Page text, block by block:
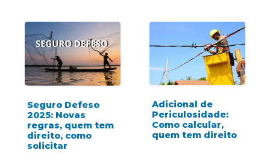
Seguro Defeso
2025: Novas
regras, quem tem
direito, como
solicitar
Adicional de
Periculosidade:
Como calcular,
quem tem direito